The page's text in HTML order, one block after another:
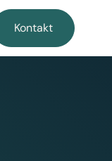
Kontakt